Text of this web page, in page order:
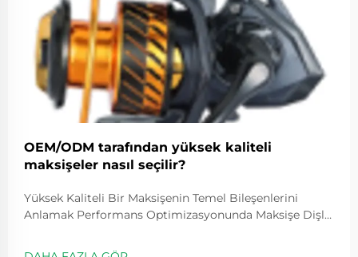
OEM/ODM tarafından yüksek kaliteli
maksişeler nasıl seçilir?
Yüksek Kaliteli Bir Maksişenin Temel Bileşenlerini
Anlamak Performans Optimizasyonunda Maksişe Dişli
döneceğini belirler ve genellikle 5.2:1 gibi değerlerle